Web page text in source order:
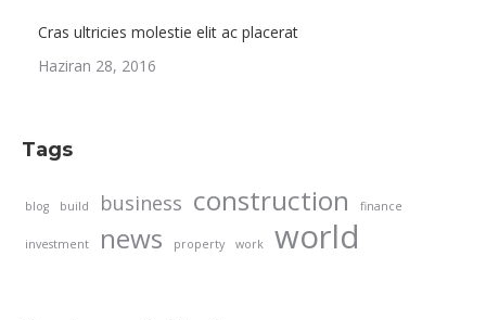
Cras ultricies molestie elit ac placerat
Haziran 28, 2016
Tags
blog build business construction finance
investment news property work world